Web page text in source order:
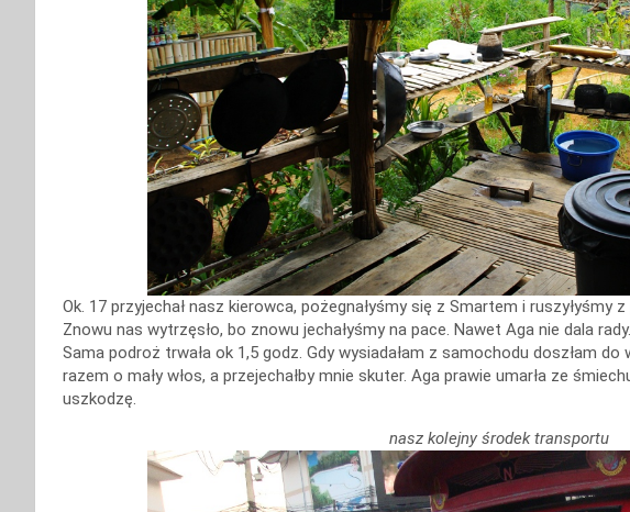
Ok. 17 przyjechał nasz kierowca, pożegnałyśmy się z Smartem i
Znowu nas wytrzęsło, bo znowu jechałyśmy na pace. Nawet Aga nie dala rady.
Sama podroż trwała ok 1,5 godz. Gdy wysiadałam z samochodu doszłam do
razem o mały włos, a przejechałby mnie skuter. Aga prawie umarła ze
uszkodzę.
nasz kolejny środek transportu